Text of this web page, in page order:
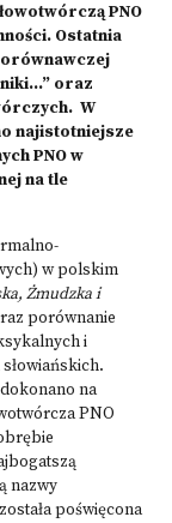
PNO
Ostatnia
oraz
W
najistotniejsze
PNO w
na tle
w polskim
Żmudzka i
porównanie
i
na
PNO
nazwy
poświęcona